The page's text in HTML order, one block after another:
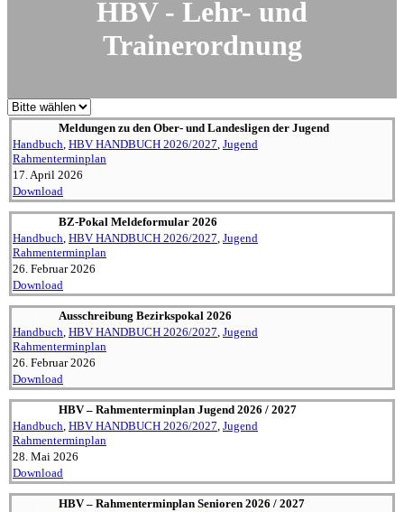
HBV - Lehr- und
Trainerordnung
Meldungen zu den Ober- und Landes­ligen der Jugend
Handbuch, HBV HANDBUCH 2026/2027, Jugend
Rahmenterminplan
17. April 2026
Download
BZ-Pokal Melde­for­mular 2026
Handbuch, HBV HANDBUCH 2026/2027, Jugend
Rahmenterminplan
26. Februar 2026
Download
Ausschreibung Bezirks­pokal 2026
Handbuch, HBV HANDBUCH 2026/2027, Jugend
Rahmenterminplan
26. Februar 2026
Download
HBV – Rahmen­ter­minplan Jugend 2026 / 2027
Handbuch, HBV HANDBUCH 2026/2027, Jugend
Rahmenterminplan
28. Mai 2026
Download
HBV – Rahmen­ter­minplan Senioren 2026 / 2027